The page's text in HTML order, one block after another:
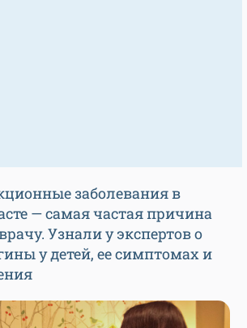
заболевания в
— самая частая причина
Узнали у экспертов о
у детей, ее симптомах и